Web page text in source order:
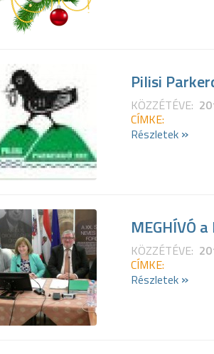
Pilisi
KÖZZÉTÉVE:
CÍMKE:
Részletek »
MEGHÍVÓ
KÖZZÉTÉVE:
CÍMKE:
Részletek »